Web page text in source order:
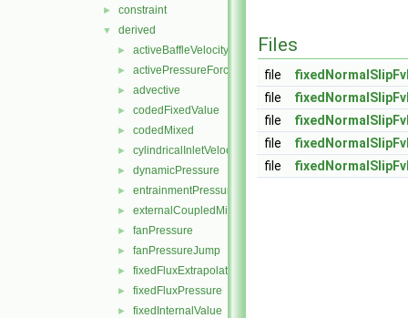
► constraint
▼ derived
► activeBaffleVelocity
► activePressureForceBaffleVelocity
► advective
► codedFixedValue
► codedMixed
► cylindricalInletVelocity
► dynamicPressure
► entrainmentPressure
► externalCoupledMixed
► fanPressure
► fanPressureJump
► fixedFluxExtrapolatedPressure
► fixedFluxPressure
► fixedInternalValue
Files
file
file
file
file
file